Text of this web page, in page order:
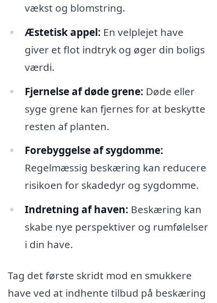
vækst og blomstring.
Æstetisk appel: En velplejet have
giver et flot indtryk og øger din boligs
værdi.
Fjernelse af døde grene: Døde eller
syge grene kan fjernes for at beskytte
resten af planten.
Forebyggelse af sygdomme:
Regelmæssig beskæring kan reducere
risikoen for skadedyr og sygdomme.
Indretning af haven: Beskæring kan
skabe nye perspektiver og rumfølelser
i din have.
Tag det første skridt mod en smukkere
have ved at indhente tilbud på beskæring